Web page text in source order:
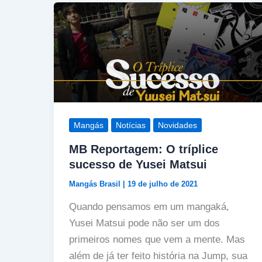
Mangás Notícias Novidades
MB Reportagem: O tríplice
sucesso de Yusei Matsui
Mangás Brasil 19 de julho de 2021
Quando pensamos em um mangaká,
Yusei Matsui pode não ser um dos
primeiros nomes que vem a mente. Mas
além de já ter feito história na Jump, sua